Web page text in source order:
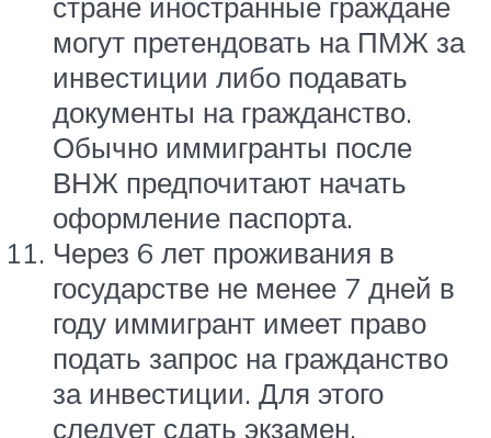
могут претендовать на ПМЖ за
инвестиции либо подавать
документы на гражданство.
Обычно иммигранты после
ВНЖ предпочитают начать
оформление паспорта.
Через 6 лет проживания в
государстве не менее 7 дней в
году иммигрант имеет право
подать запрос на гражданство
за инвестиции. Для этого
следует сдать экзамен,